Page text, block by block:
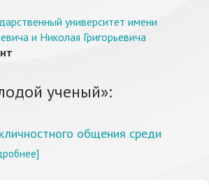
университет имени
и Николая Григорьевича
ученый»:
общения среди